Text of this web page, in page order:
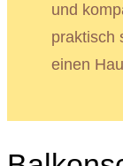
und
praktisch
einen